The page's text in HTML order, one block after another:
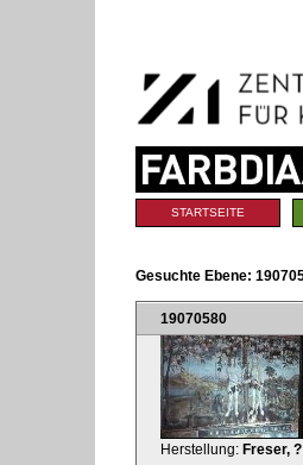
Navigation
Sektionen
STARTSEITE
Gesuchte Ebene:
19070580
Herstellung: Freser, ?